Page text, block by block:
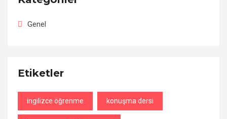
Genel
Etiketler
ingilizce öğrenme konuşma dersi